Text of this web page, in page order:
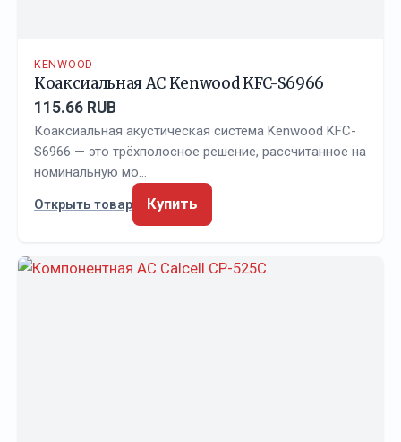
KENWOOD
Коаксиальная АС Kenwood KFC-S6966
115.66 RUB
Коаксиальная акустическая система Kenwood KFC-
S6966 — это трёхполосное решение, рассчитанное на
номинальную мо…
Открыть товар
Купить